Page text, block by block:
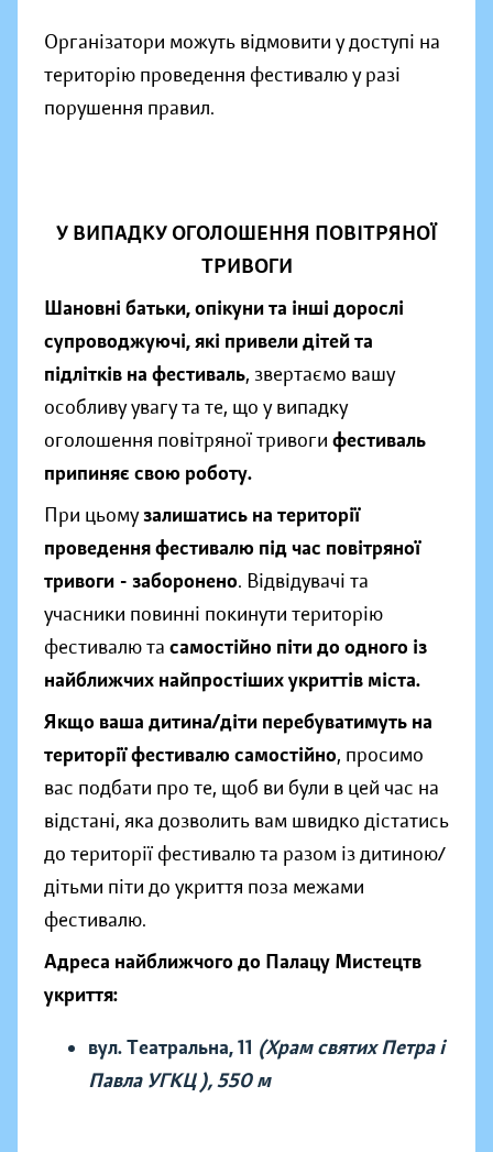
Організатори можуть відмовити у доступі на
територію проведення фестивалю у разі
порушення правил.
У ВИПАДКУ ОГОЛОШЕННЯ ПОВІТРЯНОЇ
ТРИВОГИ
Шановні батьки, опікуни та інші дорослі
супроводжуючі, які привели дітей та
підлітків на фестиваль, звертаємо вашу
особливу увагу та те, що у випадку
оголошення повітряної тривоги фестиваль
припиняє свою роботу.
При цьомузалишатись на території
проведення фестивалю під час повітряної
тривоги - заборонено. Відвідувачі та
учасники повинні покинути територію
фестивалю та самостійно піти до одного із
найближчих найпростіших укриттів міста.
Якщо ваша дитина/діти перебуватимуть на
території фестивалю самостійно, просимо
вас подбати про те, щоб ви були в цей час на
відстані, яка дозволить вам швидко дістатись
до території фестивалю та разом із дитиною/
дітьми піти до укриття поза межами
фестивалю.
Адреса найближчого до Палацу Мистецтв
укриття:
вул. Театральна, 11 (Храм святих Петра і
Павла УГКЦ ), 550 м